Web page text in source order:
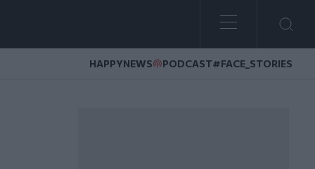
HAPPYNEWS PODCAST#FACE_STORIES